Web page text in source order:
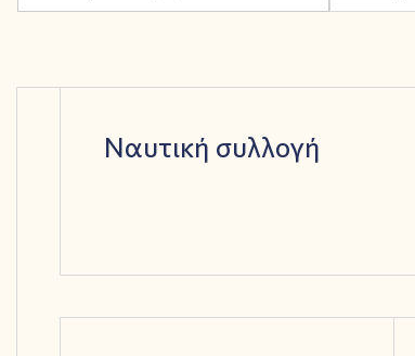
Ναυτική συλλογή